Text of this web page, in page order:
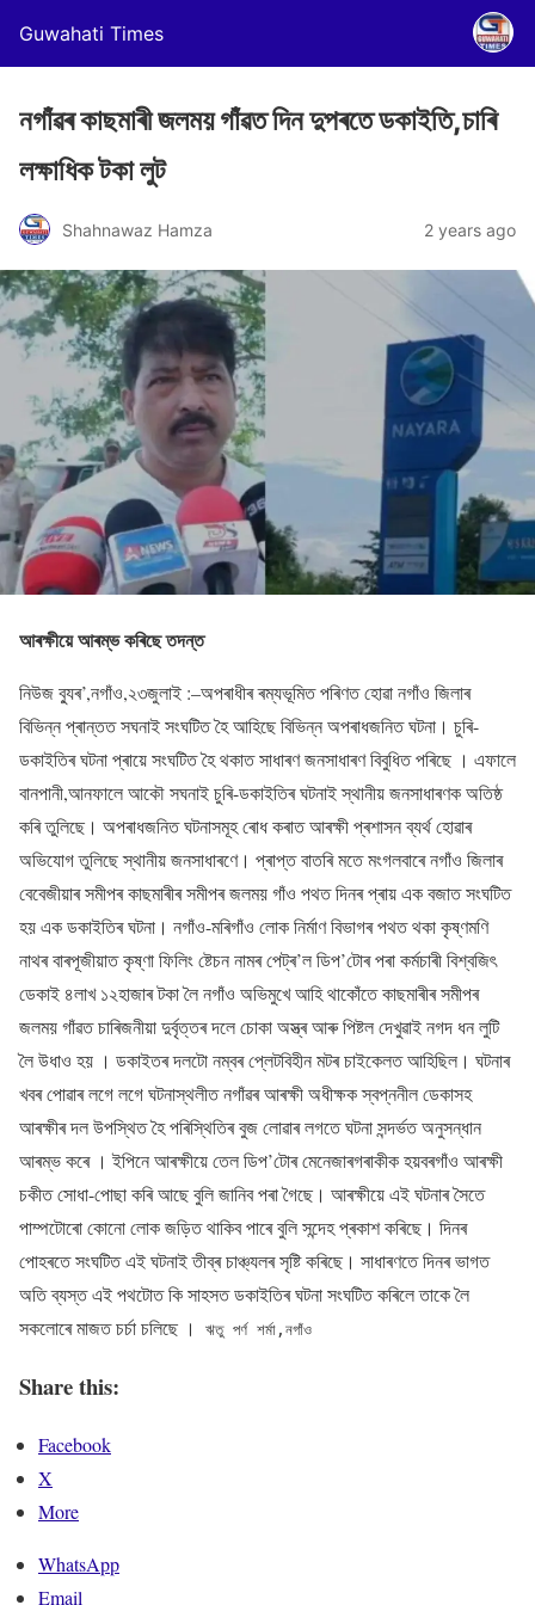
Guwahati Times
নগাঁৱৰ কাছমাৰী জলময় গাঁৱত দিন দুপৰতে ডকাইতি,চাৰি
লক্ষাধিক টকা লুট
Shahnawaz Hamza 2 years ago
আৰক্ষীয়ে আৰম্ভ কৰিছে তদন্ত
নিউজ ব্যুৰ’,নগাঁও,২৩জুলাই :–অপৰাধীৰ ৰম্যভূমিত পৰিণত হোৱা নগাঁও জিলাৰ
বিভিন্ন প্ৰান্তত সঘনাই সংঘটিত হৈ আহিছে বিভিন্ন অপৰাধজনিত ঘটনা। চুৰি-
ডকাইতিৰ ঘটনা প্ৰায়ে সংঘটিত হৈ থকাত সাধাৰণ জনসাধাৰণ বিবুধিত পৰিছে । এফালে
বানপানী,আনফালে আকৌ সঘনাই চুৰি-ডকাইতিৰ ঘটনাই স্থানীয় জনসাধাৰণক অতিষ্ঠ
কৰি তুলিছে। অপৰাধজনিত ঘটনাসমূহ ৰোধ কৰাত আৰক্ষী প্ৰশাসন ব্যৰ্থ হোৱাৰ
অভিযোগ তুলিছে স্থানীয় জনসাধাৰণে। প্ৰাপ্ত বাতৰি মতে মংগলবাৰে নগাঁও জিলাৰ
বেবেজীয়াৰ সমীপৰ কাছমাৰীৰ সমীপৰ জলময় গাঁও পথত দিনৰ প্ৰায় এক বজাত সংঘটিত
হয় এক ডকাইতিৰ ঘটনা। নগাঁও-মৰিগাঁও লোক নিৰ্মাণ বিভাগৰ পথত থকা কৃষ্ণমণি
নাথৰ বাৰপূজীয়াত কৃষ্ণা ফিলিং ষ্টেচন নামৰ পেট্ৰ’ল ডিপ’টোৰ পৰা কৰ্মচাৰী বিশ্বজিৎ
ডেকাই ৪লাখ ১২হাজাৰ টকা লৈ নগাঁও অভিমুখে আহি থাকোঁতে কাছমাৰীৰ সমীপৰ
জলময় গাঁৱত চাৰিজনীয়া দুৰ্বৃত্তৰ দলে চোকা অস্ত্ৰ আৰু পিষ্টল দেখুৱাই নগদ ধন লুটি
লৈ উধাও হয় । ডকাইতৰ দলটো নম্বৰ প্লেটবিহীন মটৰ চাইকেলত আহিছিল। ঘটনাৰ
খবৰ পোৱাৰ লগে লগে ঘটনাস্থলীত নগাঁৱৰ আৰক্ষী অধীক্ষক স্বপ্ননীল ডেকাসহ
আৰক্ষীৰ দল উপস্থিত হৈ পৰিস্থিতিৰ বুজ লোৱাৰ লগতে ঘটনা সন্দৰ্ভত অনুসন্ধান
আৰম্ভ কৰে । ইপিনে আৰক্ষীয়ে তেল ডিপ’টোৰ মেনেজাৰগৰাকীক হয়বৰগাঁও আৰক্ষী
চকীত সোধা-পোছা কৰি আছে বুলি জানিব পৰা গৈছে। আৰক্ষীয়ে এই ঘটনাৰ সৈতে
পাম্পটোৰো কোনো লোক জড়িত থাকিব পাৰে বুলি সন্দেহ প্ৰকাশ কৰিছে। দিনৰ
পোহৰতে সংঘটিত এই ঘটনাই তীব্ৰ চাঞ্চ্যলৰ সৃষ্টি কৰিছে। সাধাৰণতে দিনৰ ভাগত
অতি ব্যস্ত এই পথটোত কি সাহসত ডকাইতিৰ ঘটনা সংঘটিত কৰিলে তাকে লৈ
সকলোৰে মাজত চৰ্চা চলিছে ।
ঋতু পৰ্ণ শৰ্মা,নগাঁও
Share this:
Facebook
X
More
WhatsApp
Email